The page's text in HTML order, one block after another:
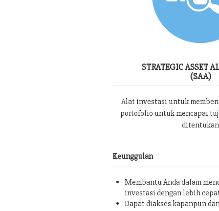
STRATEGIC ASSET
(SAA)
Alat investasi untuk
portofolio untuk mencapai
ditentukan
Keunggulan
Membantu Anda dalam
investasi dengan lebih
Dapat diakses kapanpun